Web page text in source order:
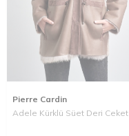
Pierre Cardin
Adele Kürklü Süet Deri Ceket